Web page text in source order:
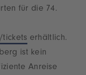
für die 74.
tickets erhältlich.
ist kein
Anreise